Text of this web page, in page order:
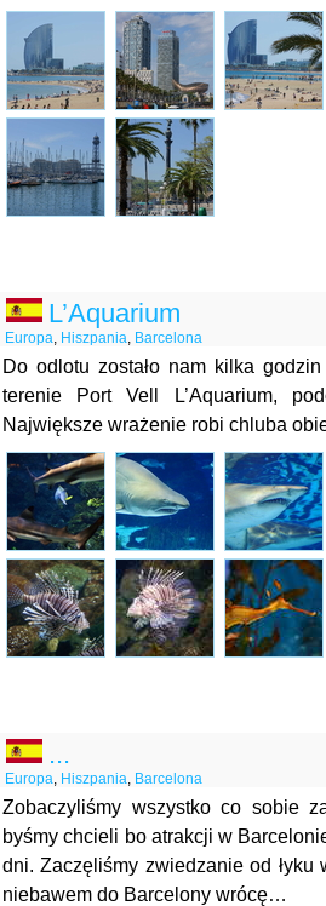
L’Aquarium
Europa, Hiszpania, Barcelona
Do odlotu zostało nam kilka
terenie Port Vell L’Aquarium,
Największe wrażenie robi chluba
...
Europa, Hiszpania, Barcelona
Zobaczyliśmy wszystko co sobie
byśmy chcieli bo atrakcji w
dni. Zaczęliśmy zwiedzanie od
niebawem do Barcelony wrócę…